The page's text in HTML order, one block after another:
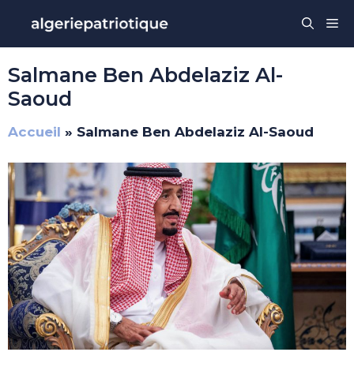
contenu
Salmane Ben Abdelaziz Al-
Saoud
Accueil » Salmane Ben Abdelaziz Al-Saoud